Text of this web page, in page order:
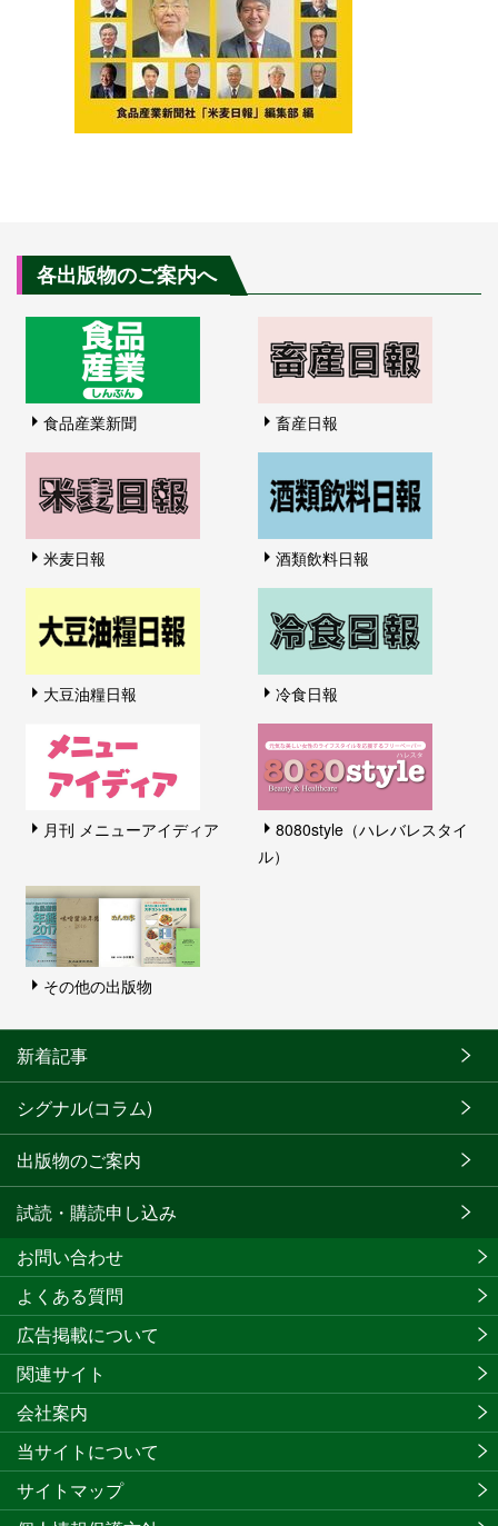
各出版物のご案内へ
食品産業新聞 畜産日報
米麦日報 酒類飲料日報
大豆油糧日報 冷食日報
月刊 メニューアイディア
8080style（ハレバレスタイ
ル）
その他の出版物
新着記事
シグナル(コラム)
出版物のご案内
試読・購読申し込み
お問い合わせ
よくある質問
広告掲載について
関連サイト
会社案内
当サイトについて
サイトマップ